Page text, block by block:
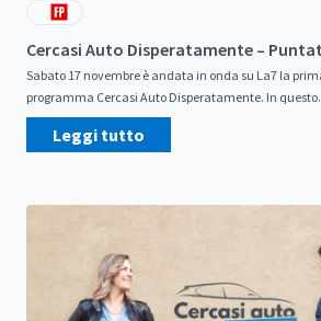
Cercasi Auto Disperatamente –
Sabato 17 novembre è andata in onda su La7 la
programma Cercasi Auto Disperatamente. In
Leggi tutto